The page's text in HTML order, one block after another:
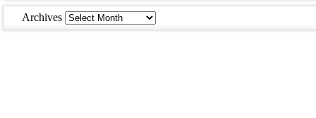
Archives Archives